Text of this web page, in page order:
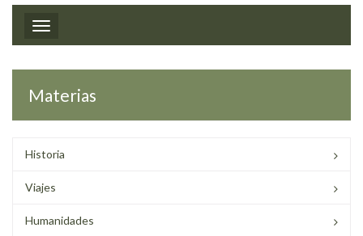
Toggle navigation
Materias
Historia
Viajes
Humanidades